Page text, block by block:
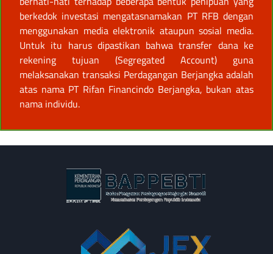
berkedok investasi mengatasnamakan PT RFB dengan
menggunakan media elektronik ataupun sosial media.
Untuk itu harus dipastikan bahwa transfer dana ke
rekening tujuan (Segregated Account) guna
melaksanakan transaksi Perdagangan Berjangka adalah
atas nama PT Rifan Financindo Berjangka, bukan atas
nama individu.